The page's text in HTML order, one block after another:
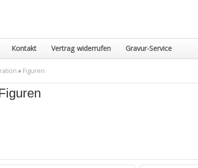
Kontakt Vertrag widerrufen Gravur-Service
» Figuren